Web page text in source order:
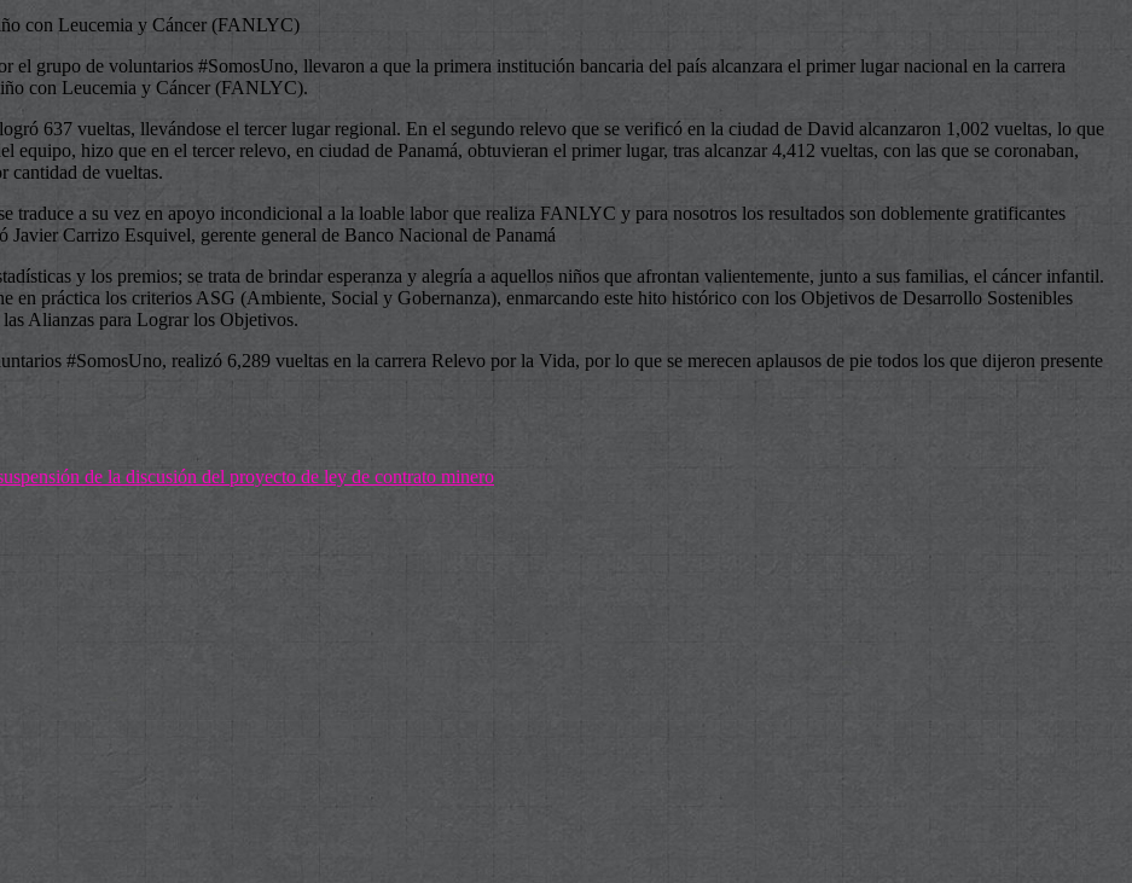
con Leucemia y Cáncer (FANLYC)
el grupo de voluntarios #SomosUno, llevaron a que la primera institución bancaria del país alcanzara el primer lugar nacional en la carrera
con Leucemia y Cáncer (FANLYC).
637 vueltas, llevándose el tercer lugar regional. En el segundo relevo que se verificó en la ciudad de David alcanzaron 1,002 vueltas, lo que
hizo que en el tercer relevo, en ciudad de Panamá, obtuvieran el primer lugar, tras alcanzar 4,412 vueltas, con las que se coronaban,
cantidad de vueltas.
traduce a su vez en apoyo incondicional a la loable labor que realiza FANLYC y para nosotros los resultados son doblemente gratificantes
Carrizo Esquivel, gerente general de Banco Nacional de Panamá
y los premios; se trata de brindar esperanza y alegría a aquellos niños que afrontan valientemente, junto a sus familias, el cáncer infantil.
en práctica los criterios ASG (Ambiente, Social y Gobernanza), enmarcando este hito histórico con los Objetivos de Desarrollo Sostenibles
Alianzas para Lograr los Objetivos.
#SomosUno, realizó 6,289 vueltas en la carrera Relevo por la Vida, por lo que se merecen aplausos de pie todos los que dijeron presente
de la discusión del proyecto de ley de contrato minero